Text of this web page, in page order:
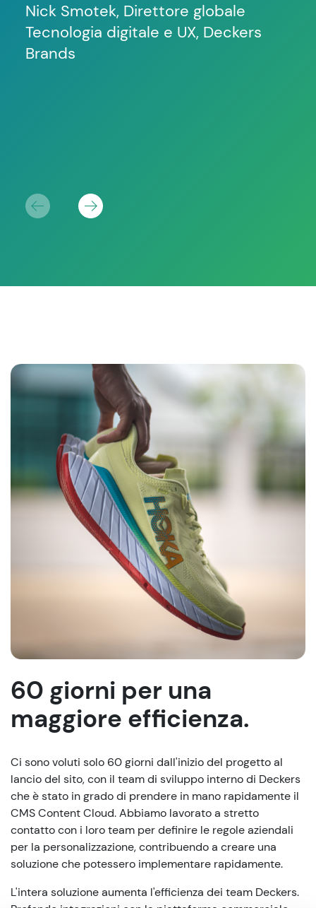
Nick Smotek, Direttore globale
Tecnologia digitale e UX, Deckers
Brands
60 giorni per una
maggiore efficienza.
Ci sono voluti solo 60 giorni dall'inizio del progetto al
lancio del sito, con il team di sviluppo interno di Deckers
che è stato in grado di prendere in mano rapidamente il
CMS Content Cloud. Abbiamo lavorato a stretto
contatto con i loro team per definire le regole aziendali
per la personalizzazione, contribuendo a creare una
soluzione che potessero implementare rapidamente.
L'intera soluzione aumenta l'efficienza dei team Deckers.